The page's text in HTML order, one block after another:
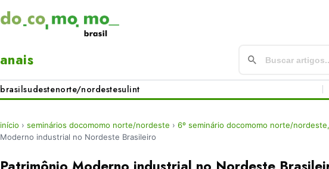
anais
brasilsudestenorte/nordestesulint
início › seminários docomomo norte/nordeste › 6º seminário docomomo norte/
Moderno industrial no Nordeste Brasileiro